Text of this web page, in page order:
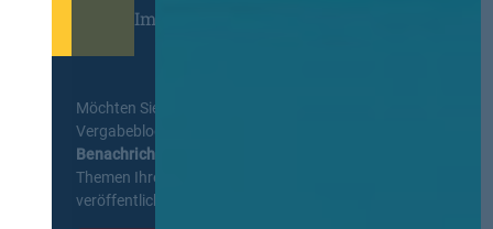
Immer informiert bleiben!
Möchten Sie keine Neuigkeiten aus dem
Vergabeblog verpassen? Per
Benachrichtigung
Themen Ihrer Wahl, sobald neue Beiträge
veröffentlicht werden.